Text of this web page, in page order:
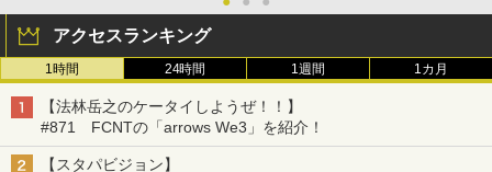
アクセスランキング
1時間 24時間 1週間 1カ月
【法林岳之のケータイしようぜ！！】
#871 FCNTの「arrows We3」を紹介！
【スタパビジョン】